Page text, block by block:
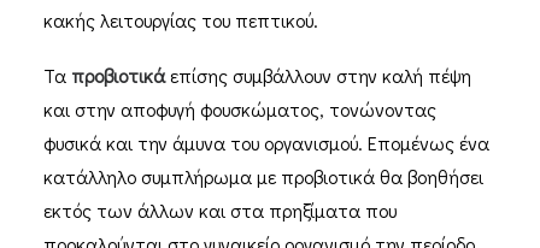
κακής λειτουργίας του πεπτικού.
Τα προβιοτικάεπίσης συμβάλλουν στην καλή πέψη
και στην αποφυγή φουσκώματος, τονώνοντας
φυσικά και την άμυνα του οργανισμού. Επομένως ένα
κατάλληλο συμπλήρωμα με προβιοτικά θα βοηθήσει
εκτός των άλλων και στα πρηξίματα που